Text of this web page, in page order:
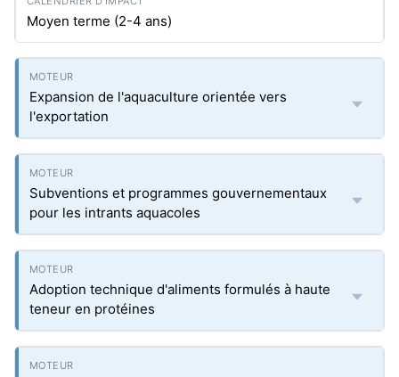
Moyen terme (2-4 ans)
Expansion de l'aquaculture orientée vers
l'exportation
Subventions et programmes gouvernementaux
pour les intrants aquacoles
Adoption technique d'aliments formulés à haute
teneur en protéines